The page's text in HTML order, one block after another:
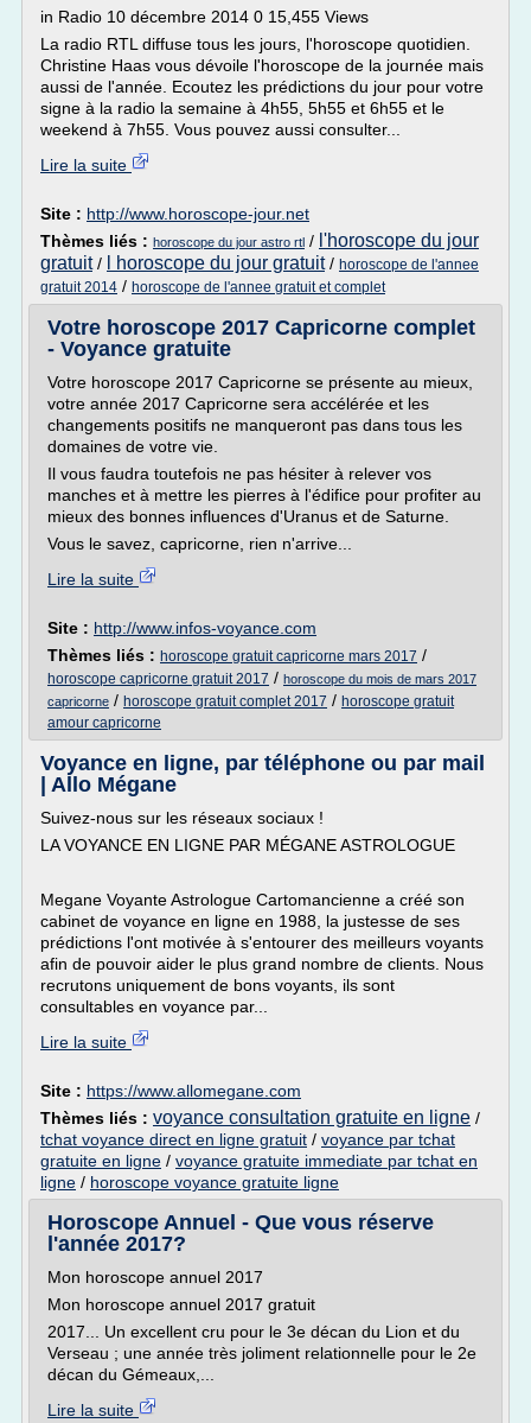
in Radio 10 décembre 2014 0 15,455 Views
La radio RTL diffuse tous les jours, l'horoscope quotidien.
Christine Haas vous dévoile l'horoscope de la journée mais
aussi de l'année. Ecoutez les prédictions du jour pour votre
signe à la radio la semaine à 4h55, 5h55 et 6h55 et le
weekend à 7h55. Vous pouvez aussi consulter...
Lire la suite
Site : http://www.horoscope-jour.net
Thèmes liés : horoscope du jour astro rtl / l'horoscope du jour
gratuit/ l horoscope du jour gratuit/ horoscope de l'annee
gratuit 2014 / horoscope de l'annee gratuit et complet
Votre horoscope 2017 Capricorne complet
- Voyance gratuite
Votre horoscope 2017 Capricorne se présente au mieux,
votre année 2017 Capricorne sera accélérée et les
changements positifs ne manqueront pas dans tous les
domaines de votre vie.
Il vous faudra toutefois ne pas hésiter à relever vos
manches et à mettre les pierres à l'édifice pour profiter au
mieux des bonnes influences d'Uranus et de Saturne.
Vous le savez, capricorne, rien n'arrive...
Lire la suite
Site : http://www.infos-voyance.com
Thèmes liés : horoscope gratuit capricorne mars 2017 /
horoscope capricorne gratuit 2017 / horoscope du mois de mars 2017
capricorne / horoscope gratuit complet 2017 / horoscope gratuit
amour capricorne
Voyance en ligne, par téléphone ou par mail
| Allo Mégane
Suivez-nous sur les réseaux sociaux !
LA VOYANCE EN LIGNE PAR MÉGANE ASTROLOGUE
Megane Voyante Astrologue Cartomancienne a créé son
cabinet de voyance en ligne en 1988, la justesse de ses
prédictions l'ont motivée à s'entourer des meilleurs voyants
afin de pouvoir aider le plus grand nombre de clients. Nous
recrutons uniquement de bons voyants, ils sont
consultables en voyance par...
Lire la suite
Site : https://www.allomegane.com
Thèmes liés : voyance consultation gratuite en ligne /
tchat voyance direct en ligne gratuit / voyance par tchat
gratuite en ligne / voyance gratuite immediate par tchat en
ligne / horoscope voyance gratuite ligne
Horoscope Annuel - Que vous réserve
l'année 2017?
Mon horoscope annuel 2017
Mon horoscope annuel 2017 gratuit
2017... Un excellent cru pour le 3e décan du Lion et du
Verseau ; une année très joliment relationnelle pour le 2e
décan du Gémeaux,...
Lire la suite